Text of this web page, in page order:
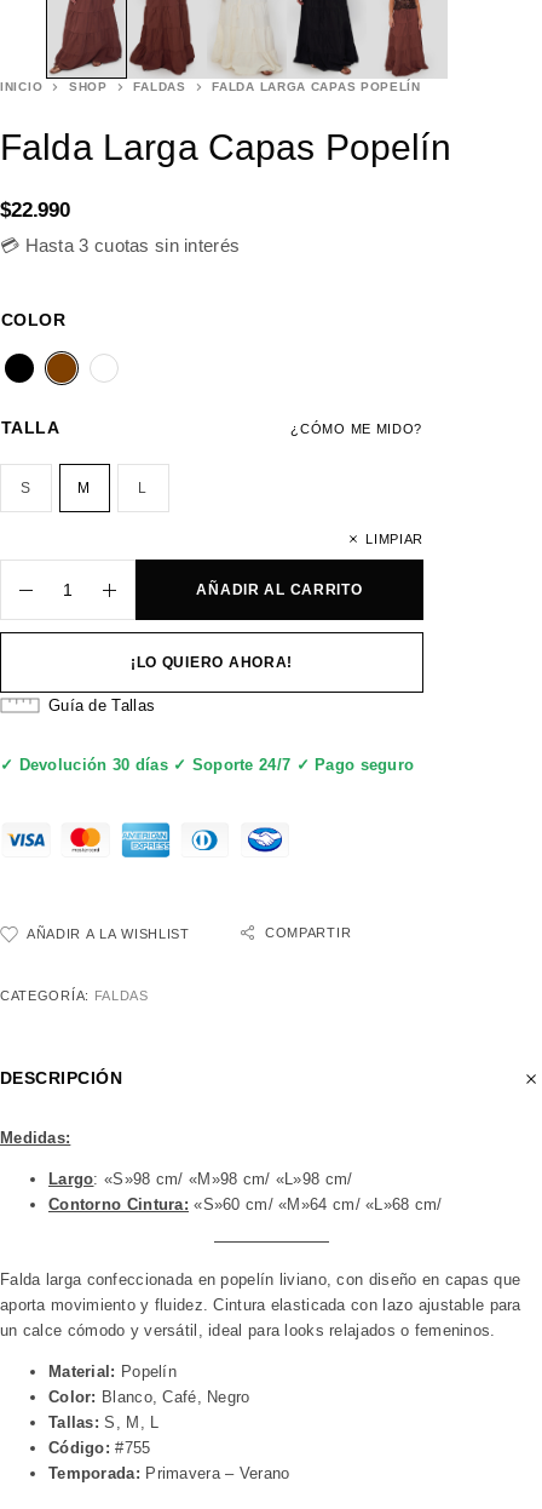
INICIO SHOP FALDAS FALDA LARGA CAPAS POPELÍN
Falda Larga Capas Popelín
$22.990
💳 Hasta 3 cuotas sin interés
COLOR
¿CÓMO ME MIDO?
TALLA
S M L
LIMPIAR
AÑADIR AL CARRITO
¡LO QUIERO AHORA!
Guía de Tallas
✓ Devolución 30 días ✓ Soporte 24/7 ✓ Pago seguro
AÑADIR A LA WISHLIST COMPARTIR
CATEGORÍA: FALDAS
DESCRIPCIÓN
Medidas:
Largo: «S»98 cm/ «M»98 cm/ «L»98 cm/
Contorno Cintura: «S»60 cm/ «M»64 cm/ «L»68 cm/
Falda larga confeccionada en popelín liviano, con diseño en capas que
aporta movimiento y fluidez. Cintura elasticada con lazo ajustable para
un calce cómodo y versátil, ideal para looks relajados o femeninos.
Material: Popelín
Color: Blanco, Café, Negro
Tallas: S, M, L
Código: #755
Temporada: Primavera – Verano